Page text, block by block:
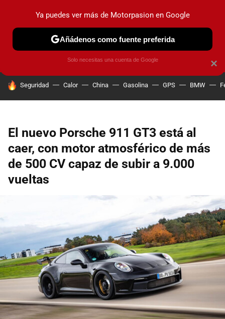
PRUEBAS COCHES ELÉCTRICOS OBSERVATORIO
HOY SE HABLA DE
Seguridad Calor China Gasolina GPS BMW
El nuevo Porsche 911 GT3 está al
caer, con motor atmosférico de más
de 500 CV capaz de subir a 9.000
vueltas
×
Ya puedes ver más de Motorpasion en Google
Añádenos como fuente preferida
Solo necesitas una cuenta de Google